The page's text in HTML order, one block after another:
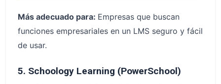
Más adecuado para: Empresas que buscan
funciones empresariales en un LMS seguro y fácil
de usar.
5. Schoology Learning (PowerSchool)